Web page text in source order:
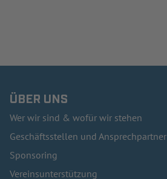
ÜBER UNS
Wer wir sind & wofür wir stehen
Geschäftsstellen und Ansprechpartner
Sponsoring
Vereinsunterstützung